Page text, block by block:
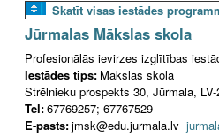
Skatīt visas iestādes
Jūrmalas Mākslas skola
Profesionālās ievirzes izglītības
Iestādes tips: Mākslas skola
Strēlnieku prospekts 30, Jūrmala, LV-
Tel:67769257; 67767529
E-pasts:jmsk@edu.jurmala.lv